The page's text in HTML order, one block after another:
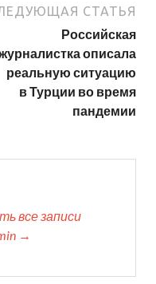
СТАТЬЯ
Российская
описала
реальную ситуацию
в Турции во время
пандемии
все записи
→